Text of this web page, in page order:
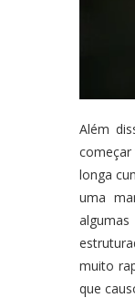
Além
começar
longa
uma
muito
que